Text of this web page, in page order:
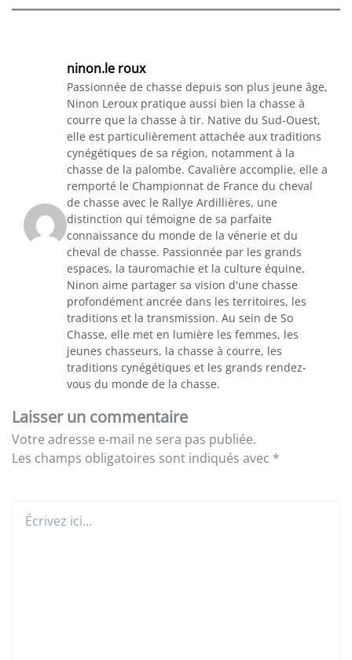
ninon.le roux
Passionnée de chasse depuis son plus jeune âge,
Ninon Leroux pratique aussi bien la chasse à
courre que la chasse à tir. Native du Sud-Ouest,
elle est particulièrement attachée aux traditions
cynégétiques de sa région, notamment à la
chasse de la palombe. Cavalière accomplie, elle a
remporté le Championnat de France du cheval
de chasse avec le Rallye Ardillières, une
distinction qui témoigne de sa parfaite
connaissance du monde de la vénerie et du
cheval de chasse. Passionnée par les grands
espaces, la tauromachie et la culture équine,
Ninon aime partager sa vision d'une chasse
profondément ancrée dans les territoires, les
traditions et la transmission. Au sein de So
Chasse, elle met en lumière les femmes, les
jeunes chasseurs, la chasse à courre, les
traditions cynégétiques et les grands rendez-
vous du monde de la chasse.
Laisser un commentaire
Votre adresse e-mail ne sera pas publiée.
Les champs obligatoires sont indiqués avec *
ici…